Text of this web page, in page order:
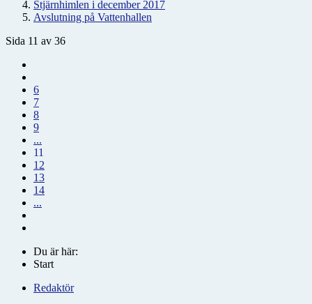
Stjärnhimlen i december 2017
Avslutning på Vattenhallen
Sida 11 av 36
6
7
8
9
...
11
12
13
14
...
Du är här:
Start
Redaktör